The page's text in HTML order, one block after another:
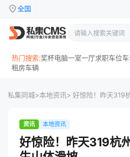
location_on全国
热门搜索:奖杯电脑一室一厅求职车位
租房车辆
私集同城>本地资讯> 好惊险！昨天319
资讯 本地资讯
好惊险！昨天319杭